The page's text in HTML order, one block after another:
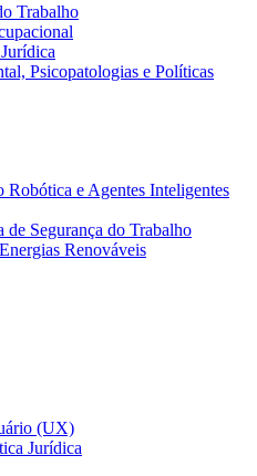
Trabalho
Psicopatologias e Políticas
Robótica e Agentes Inteligentes
de Segurança do Trabalho
Renováveis
(UX)
Jurídica